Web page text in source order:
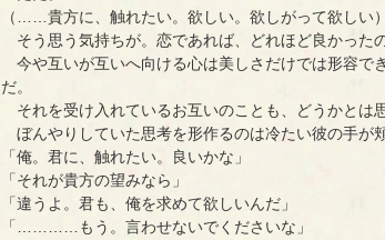
（……貴方に、触れたい。欲しい。欲しがって欲しい）
そう思う気持ちが。恋であれば、どれほど良かった
今や互いが互いへ向ける心は美しさだけでは形容で
だ。
それを受け入れているお互いのことも、どうかとは
ぼんやりしていた思考を形作るのは冷たい彼の手が
「俺。君に、触れたい。良いかな」
「それが貴方の望みなら」
「違うよ。君も、俺を求めて欲しいんだ」
「…………もう。言わせないでくださいな」